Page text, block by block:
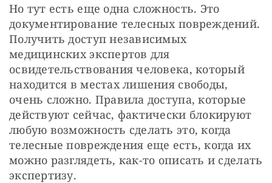
Но тут есть еще одна сложность. Это
документирование телесных повреждений.
Получить доступ независимых
медицинских экспертов для
освидетельствования человека, который
находится в местах лишения свободы,
очень сложно. Правила доступа, которые
действуют сейчас, фактически блокируют
любую возможность сделать это, когда
телесные повреждения еще есть, когда их
можно разглядеть, как-то описать и сделать
экспертизу.